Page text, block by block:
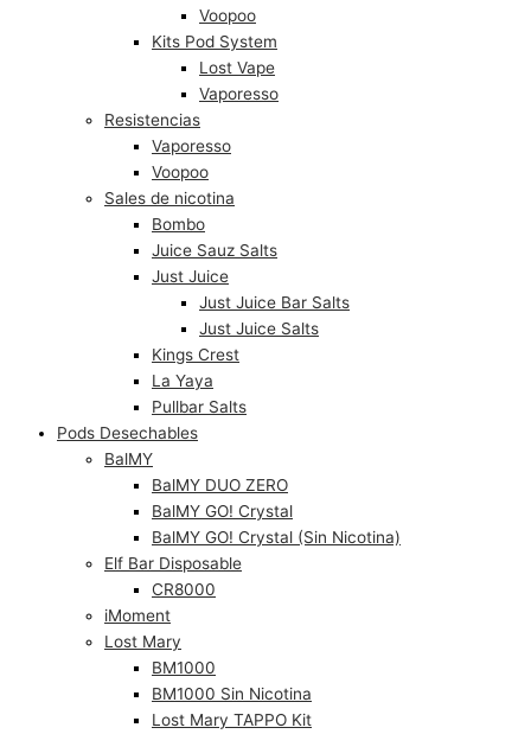
Voopoo
Kits Pod System
Lost Vape
Vaporesso
Resistencias
Vaporesso
Voopoo
Sales de nicotina
Bombo
Juice Sauz Salts
Just Juice
Just Juice Bar Salts
Just Juice Salts
Kings Crest
La Yaya
Pullbar Salts
Pods Desechables
BalMY
BalMY DUO ZERO
BalMY GO! Crystal
BalMY GO! Crystal (Sin Nicotina)
Elf Bar Disposable
CR8000
iMoment
Lost Mary
BM1000
BM1000 Sin Nicotina
Lost Mary TAPPO Kit